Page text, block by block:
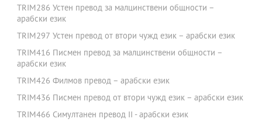
TRIM286 Устен превод за малцинствени общности –
арабски език
TRIM297 Устен превод от втори чужд език – арабски език
TRIM416 Писмен превод за малцинствени общности –
арабски език
TRIM426 Филмов превод – арабски език
TRIM436 Писмен превод от втори чужд език – арабски език
TRIM466 Симултанен превод II - арабски език